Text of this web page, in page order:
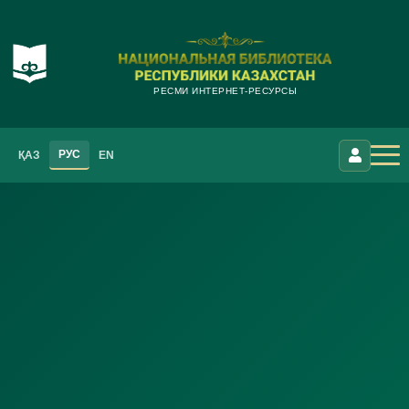
РЕСМИ ИНТЕРНЕТ-РЕСУРСЫ
ҚАЗ РУС EN